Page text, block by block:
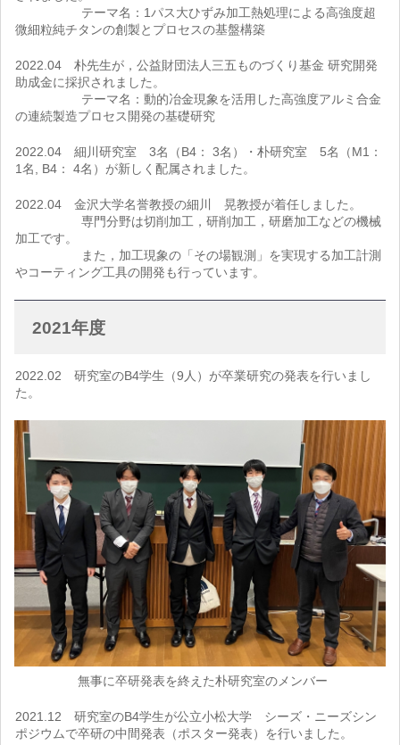
テーマ名：1パス大ひずみ加工熱処理による高強度超
微細粒純チタンの創製とプロセスの基盤構築
2022.04 朴先生が，公益財団法人三五ものづくり基金 研究開発
助成金に採択されました。
テーマ名：動的冶金現象を活用した高強度アルミ合金
の連続製造プロセス開発の基礎研究
2022.04 細川研究室 3名（B4： 3名）・朴研究室 5名（M1：
1名, B4： 4名）が新しく配属されました。
2022.04 金沢大学名誉教授の細川 晃教授が着任しました。
専門分野は切削加工，研削加工，研磨加工などの機械
加工です。
また，加工現象の「その場観測」を実現する加工計測
やコーティング工具の開発も行っています。
2021年度
2022.02 研究室のB4学生（9人）が卒業研究の発表を行いまし
た。
無事に卒研発表を終えた朴研究室のメンバー
2021.12 研究室のB4学生が公立小松大学 シーズ・ニーズシン
ポジウムで卒研の中間発表（ポスター発表）を行いました。